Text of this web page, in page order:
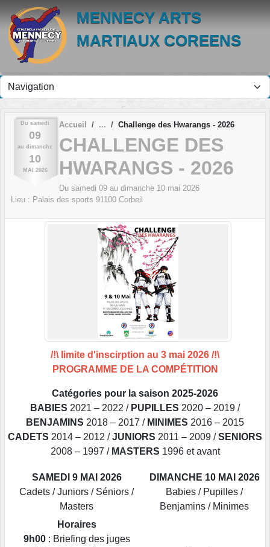
MENNECY ARTS
MARTIAUX COREENS
Du samedi
09
au dimanche
10
MAI 2026
Accueil Challenge des Hwarangs - 2026
CHALLENGE DES
HWARANGS - 2026
Du samedi 09 au dimanche 10 mai 2026
Lieu : Palais des sports 91100 Corbeil
/!\ limite d'inscirption au 3 mai 2026 /!\
PROGRAMME DE LA COMPÉTITION
Catégories pour la saison 2025-2026
BABIES 2021 – 2022 / PUPILLES 2020 – 2019 /
BENJAMINS 2018 – 2017 / MINIMES 2016 – 2015
CADETS 2014 – 2012 /JUNIORS 2011 – 2009 /SENIORS
2008 – 1997 / MASTERS 1996 et avant
SAMEDI 9 MAI 2026
Cadets / Juniors / Séniors /
Masters
DIMANCHE 10 MAI 2026
Babies / Pupilles /
Benjamins / Minimes
Horaires
9h00: Briefing des juges
Panneau de gestion des cookies